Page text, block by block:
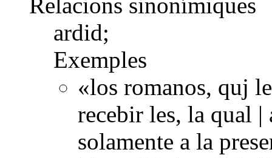
ardid;
Exemples
«los romanos, quj
recebir les, la qual
solamente a la